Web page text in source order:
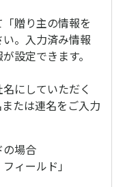
「贈り主の情報を
。入力済み情報
設定できます。
にしていただく
たは連名をご入力
の場合
ィールド」